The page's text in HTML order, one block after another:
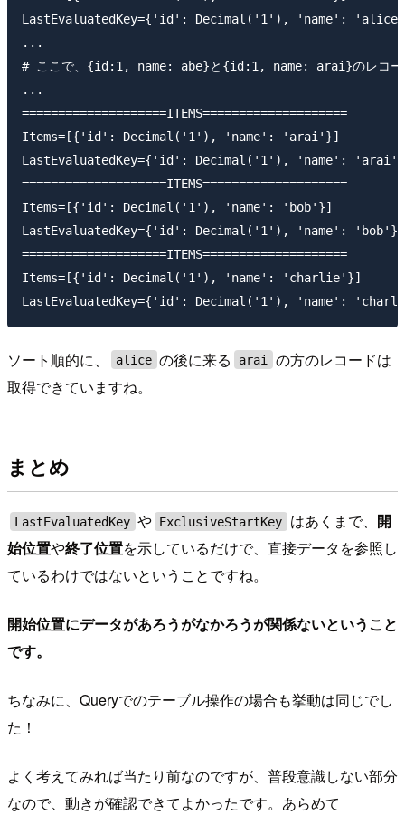
LastEvaluatedKey={'id': Decimal('1'), 'name':
...
# ここで、{id:1, name: abe}と{id:1, name: arai}のレコー
...
====================ITEMS====================
Items=[{'id': Decimal('1'), 'name': 'arai'}]
LastEvaluatedKey={'id': Decimal('1'), 'name': 'arai'}
====================ITEMS====================
Items=[{'id': Decimal('1'), 'name': 'bob'}]
LastEvaluatedKey={'id': Decimal('1'), 'name': 'bob'}
====================ITEMS====================
Items=[{'id': Decimal('1'), 'name': 'charlie'}]
ソート順的に、 alice の後に来る arai
の方のレコードは
取得できていますね。
まとめ
LastEvaluatedKey や ExclusiveStartKey はあくまで、 開
始位置や終了位置を示しているだけで、直接データを参照し
ているわけではないということですね。
開始位置にデータがあろうがなかろうが関係ないということ
です。
ちなみに、Queryでのテーブル操作の場合も挙動は同じでし
た！
よく考えてみれば当たり前なのですが、普段意識しない部分
なので、動きが確認できてよかったです。あらめて